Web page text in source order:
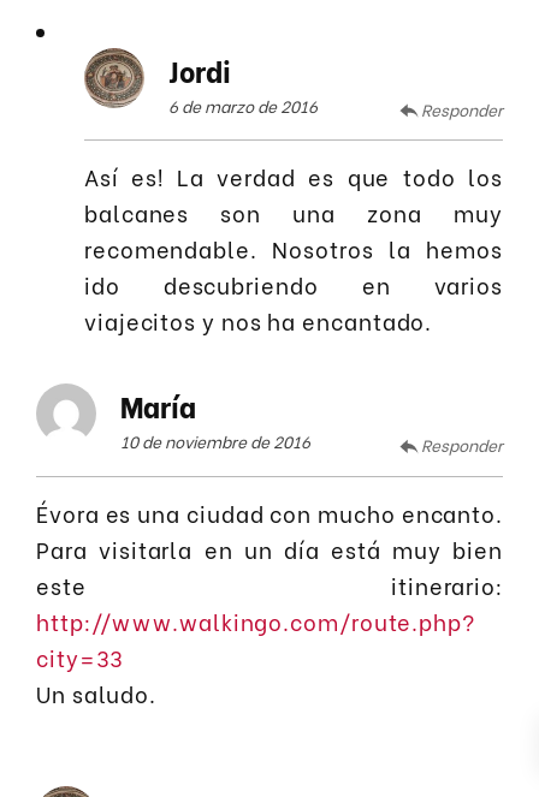
Jordi
6 de marzo de 2016 Responder
Así es! La verdad es que todo los
balcanes son una zona muy
recomendable. Nosotros la hemos
ido descubriendo en varios
viajecitos y nos ha encantado.
María
10 de noviembre de 2016 Responder
Évora es una ciudad con mucho encanto.
Para visitarla en un día está muy bien
este itinerario:
http://www.walkingo.com/route.php?
city=33
Un saludo.